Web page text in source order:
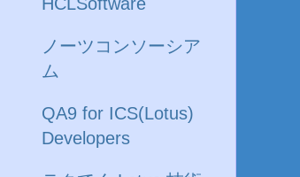
ノーツコンソーシア
ム
QA9 for ICS(Lotus)
Developers